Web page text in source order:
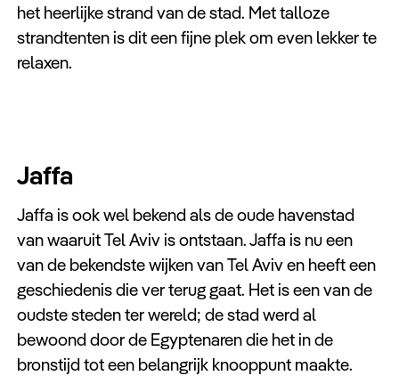
het heerlijke strand van de stad. Met talloze
strandtenten is dit een fijne plek om even lekker te
relaxen.
Jaffa
Jaffa is ook wel bekend als de oude havenstad
van waaruit Tel Aviv is ontstaan. Jaffa is nu een
van de bekendste wijken van Tel Aviv en heeft een
geschiedenis die ver terug gaat. Het is een van de
oudste steden ter wereld; de stad werd al
bewoond door de Egyptenaren die het in de
bronstijd tot een belangrijk knooppunt maakte.